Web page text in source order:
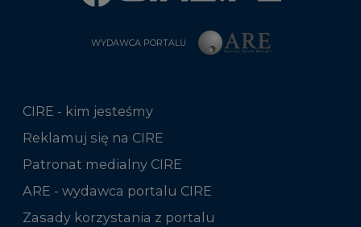
WYDAWCA PORTALU
CIRE - kim jesteśmy
Reklamuj się na CIRE
Patronat medialny CIRE
ARE - wydawca portalu CIRE
Zasady korzystania z portalu